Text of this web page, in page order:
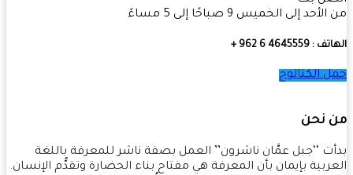
إلى الخميس 9 صباحًا إلى 5 مساءً
6 962 +
الكتالوج
نحن
‘‘جبل عمَّان ناشرون’’ العمل بصفة ناشر للمعرفة باللغة
بإيمان بأن المعرفة هي مفتاح بناء الحضارة وتقدُّم الإنسان.